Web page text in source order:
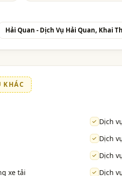
Hải Quan - Dịch Vụ Hải Quan, Khai
KHÁC
Dịch
Dịch
Dịch
xe tải
Dịch